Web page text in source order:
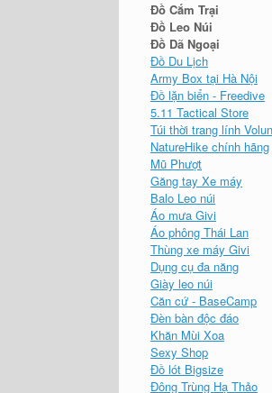
Đồ Cắm Trại
Đồ Leo Núi
Đồ Dã Ngoại
Đồ Du Lịch
Army Box tại Hà Nội
Đồ lặn biển - Freedive
5.11 Tactical Store
Túi thời trang lính
NatureHike chính hãng
Mũ Phượt
Găng tay Xe máy
Balo Leo núi
Áo mưa Givi
Áo phông Thái Lan
Thùng xe máy Givi
Dụng cụ đa năng
Giày leo núi
Căn cứ - BaseCamp
Đèn bàn độc đáo
Khăn Mùi Xoa
Sexy Shop
Đồ lót Bigsize
Đông Trùng Hạ Thảo